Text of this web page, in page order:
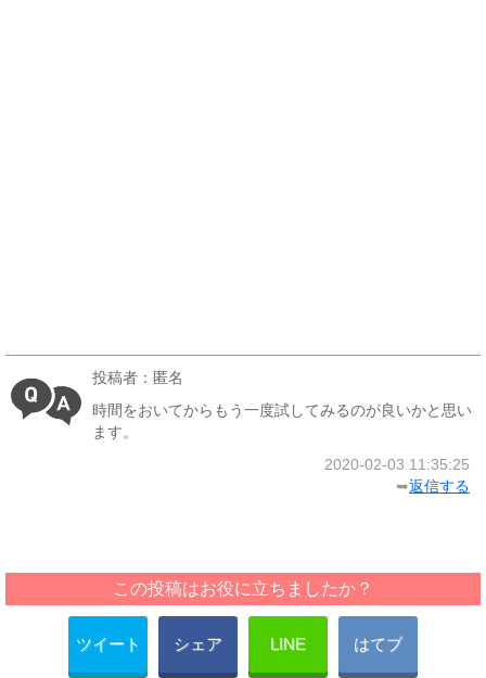
投稿者：匿名
時間をおいてからもう一度試してみるのが良いかと思い
ます。
2020-02-03 11:35:25
➥返信する
この投稿はお役に立ちましたか？
ツイート シェア LINE はてブ